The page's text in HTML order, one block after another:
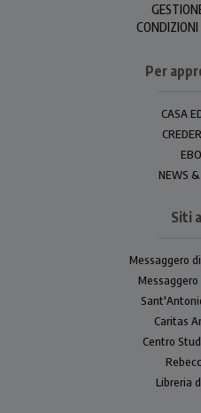
Per
CASA
NEWS
Siti
Messaggero
Caritas
Centro
Libreria